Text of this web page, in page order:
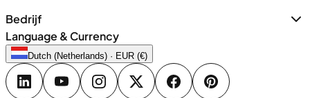
Bedrijf
Language & Currency
Dutch (Netherlands) · EUR (€)